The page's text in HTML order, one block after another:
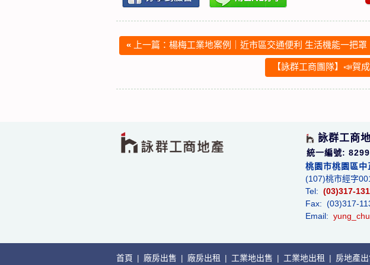
« 上一篇：楊梅工業地案例｜近市區交通便利 生活機能一把罩
【詠群工商團隊】📣賀
詠群工商
統一編號:
桃園市桃園區
(107)桃市經字
Tel: (03)317-
Fax: (03)317-
Email:
首頁 | 廠房出售 | 廠房出租 | 工業地出售 | 工業地出租 | 房地產出